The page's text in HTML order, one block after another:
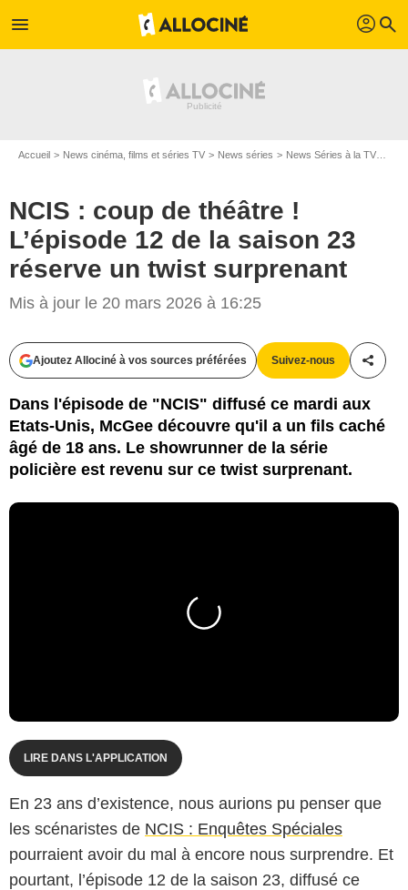
menu profil search
Accueil News cinéma, films et séries TV News séries News Séries à la TV
NCIS : coup de théâtre !
L’épisode 12 de la saison 23
réserve un twist surprenant
Mis à jour le 20 mars 2026 à 16:25
Ajoutez Allociné à vos sources préférées Suivez-nous
Dans l'épisode de "NCIS" diffusé ce mardi aux
Etats-Unis, McGee découvre qu'il a un fils caché
âgé de 18 ans. Le showrunner de la série
policière est revenu sur ce twist surprenant.
LIRE DANS L'APPLICATION
En 23 ans d’existence, nous aurions pu penser que
les scénaristes de NCIS : Enquêtes Spéciales
pourraient avoir du mal à encore nous surprendre. Et
pourtant, l’épisode 12 de la saison 23, diffusé ce